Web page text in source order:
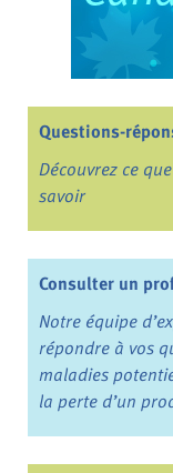
Questions-
Découvrez ce
savoir
Consulter un
Notre équipe
répondre à vos
maladies
la perte d’un